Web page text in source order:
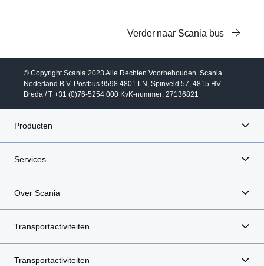
Verder naar Scania bus
© Copyright Scania 2023 Alle Rechten Voorbehouden. Scania
Nederland B.V. Postbus 9598 4801 LN, Spinveld 57, 4815 HV
Breda / T +31 (0)76-5254 000 KvK-nummer: 27136821
Producten
Services
Over Scania
Transportactiviteiten
Transportactiviteiten